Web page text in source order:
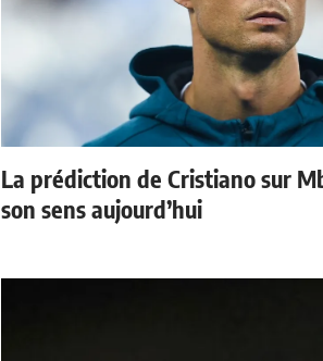
La prédiction de Cristiano sur
son sens aujourd’hui